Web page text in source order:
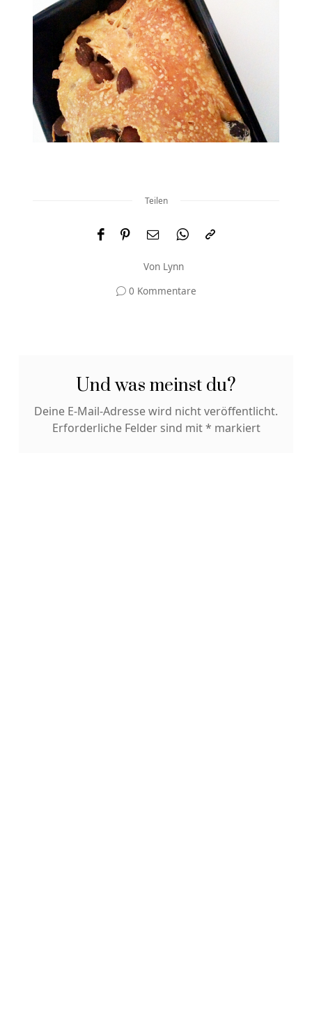
Teilen
Von Lynn
0 Kommentare
Und was meinst du?
Deine E-Mail-Adresse wird nicht veröffentlicht.
Erforderliche Felder sind mit* markiert